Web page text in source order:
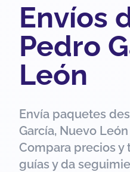
Envíos
Pedro
León
Envía paquetes
García, Nuevo
Compara precios
guías y da